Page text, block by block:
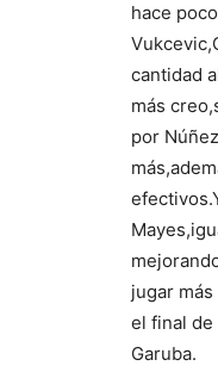
hace
cantidad
más
por
jugar
el final de
Garuba.